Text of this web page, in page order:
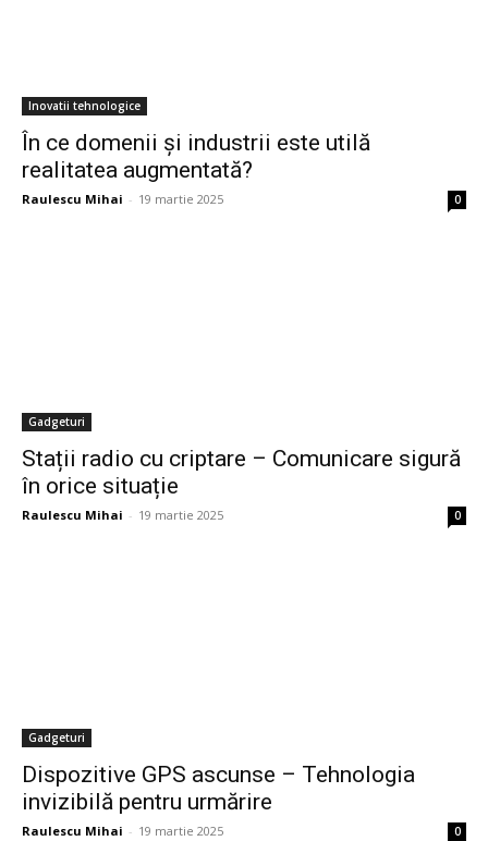
Inovatii tehnologice
În ce domenii și industrii este utilă
realitatea augmentată?
Raulescu Mihai - 19 martie 2025 0
Gadgeturi
Stații radio cu criptare – Comunicare sigură
în orice situație
Raulescu Mihai - 19 martie 2025 0
Gadgeturi
Dispozitive GPS ascunse – Tehnologia
invizibilă pentru urmărire
Raulescu Mihai - 19 martie 2025 0